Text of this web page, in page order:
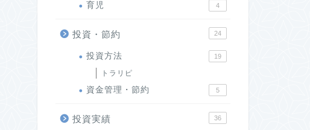
育児 4
投資・節約 24
投資方法 19
トラリピ
資金管理・節約 5
投資実績 36